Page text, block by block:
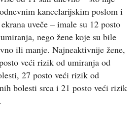
kancelarijskim poslom i
uveče – imale su 12 posto
nego žene koje su bile
ili manje. Najneaktivnije žene,
veći rizik od umiranja od
27 posto veći rizik od
bolesti srca i 21 posto veći rizik